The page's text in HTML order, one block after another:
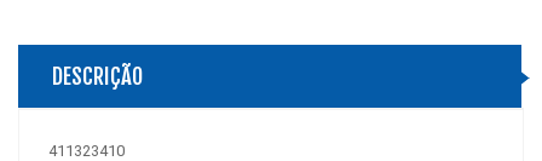
DESCRIÇÃO
411323410